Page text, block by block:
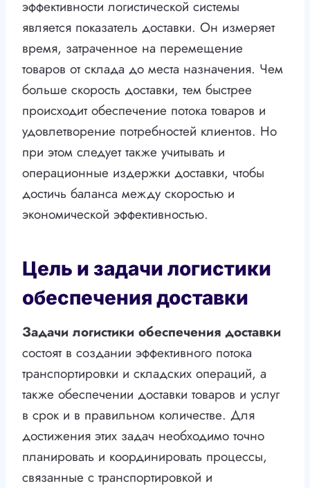
эффективности логистической системы
является показатель доставки. Он измеряет
время, затраченное на перемещение
товаров от склада до места назначения. Чем
больше скорость доставки, тем быстрее
происходит обеспечение потока товаров и
удовлетворение потребностей клиентов. Но
при этом следует также учитывать и
операционные издержки доставки, чтобы
достичь баланса между скоростью и
экономической эффективностью.
Цель и задачи логистики
обеспечения доставки
Задачи логистики обеспечения доставки
состоят в создании эффективного потока
транспортировки и складских операций, а
также обеспечении доставки товаров и услуг
в срок и в правильном количестве. Для
достижения этих задач необходимо точно
планировать и координировать процессы,
связанные с транспортировкой и